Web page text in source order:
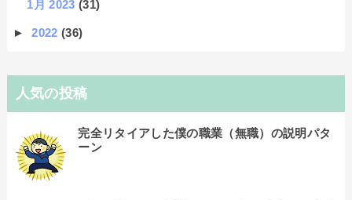
1月 2023(31)
►2022(36)
人気の投稿
完全リタイアした僕の職業（無職）の説明パタ
ーン